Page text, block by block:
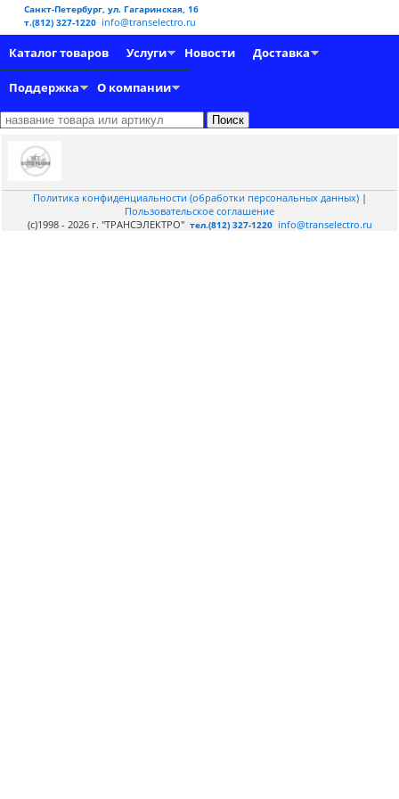
Санкт-Петербург, ул. Гагаринская, 16
т.(812) 327-1220 info@transelectro.ru
Каталог товаров Услуги Новости Доставка
Поддержка О компании
Политика конфиденциальности (обработки персональных данных) |
Пользовательское соглашение
(c)1998 - 2026 г. "ТРАНСЭЛЕКТРО" тел.(812) 327-1220 info@transelectro.ru